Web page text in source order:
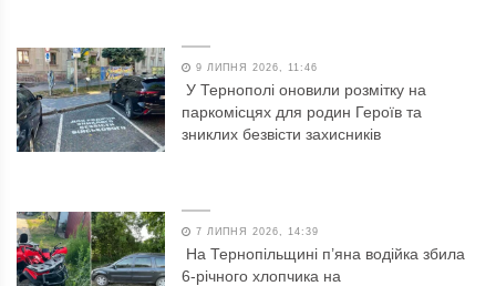
9 ЛИПНЯ 2026, 11:46
У Тернополі оновили розмітку на
паркомісцях для родин Героїв та
зниклих безвісти захисників
7 ЛИПНЯ 2026, 14:39
На Тернопільщині п’яна водійка збила
6-річного хлопчика на